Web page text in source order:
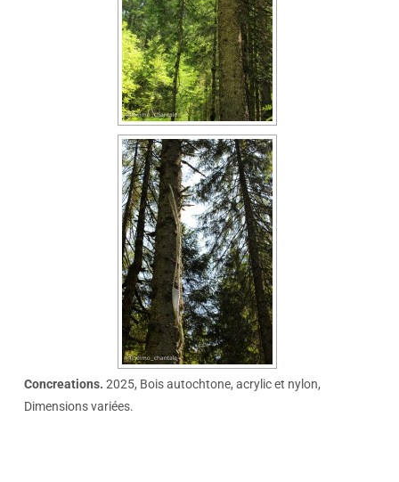
Concreations.2025, Bois autochtone, acrylic et nylon,
Dimensions variées.